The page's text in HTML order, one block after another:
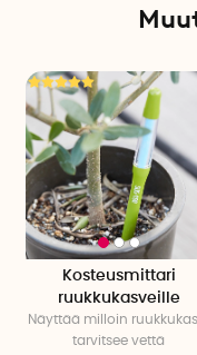
Kosteusmittari
ruukkukasveille
Näyttää milloin
tarvitsee vettä